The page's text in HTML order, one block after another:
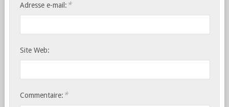
Adresse e-mail: *
Site Web:
Commentaire: *